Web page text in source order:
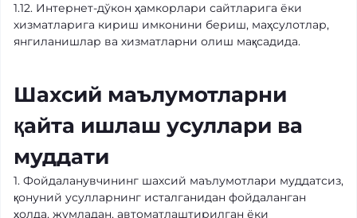
1.12. Интернет-дўкон ҳамкорлари сайтларига ёки
хизматларига кириш имконини бериш, маҳсулотлар,
янгиланишлар ва хизматларни олиш мақсадида.
Шахсий маълумотларни
қайта ишлаш усуллари ва
муддати
1. Фойдаланувчининг шахсий маълумотлари муддатсиз,
қонуний усулларнинг исталганидан фойдаланган
ҳолда, жумладан, автоматлаштирилган ёки